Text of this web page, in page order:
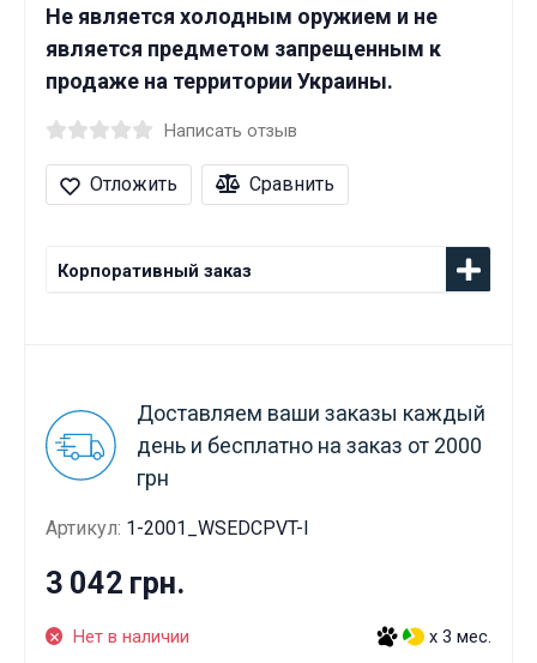
Не является холодным оружием и не
является предметом запрещенным к
продаже на территории Украины.
Написать отзыв
Отложить Сравнить
Корпоративный заказ
Доставляем ваши заказы каждый
день и бесплатно на заказ от 2000
грн
Артикул: 1-2001_WSEDCPVT-I
3 042 грн.
Нет в наличии x 3 мес.